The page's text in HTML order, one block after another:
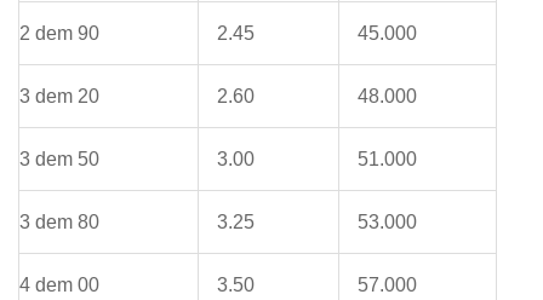
2 dem 90 2.45 45.000
3 dem 20 2.60 48.000
3 dem 50 3.00 51.000
3 dem 80 3.25 53.000
4 dem 00 3.50 57.000